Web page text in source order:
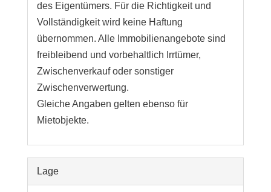
des Eigentümers. Für die Richtigkeit und
Vollständigkeit wird keine Haftung
übernommen. Alle Immobilienangebote sind
freibleibend und vorbehaltlich Irrtümer,
Zwischenverkauf oder sonstiger
Zwischenverwertung.
Gleiche Angaben gelten ebenso für
Mietobjekte.
Lage